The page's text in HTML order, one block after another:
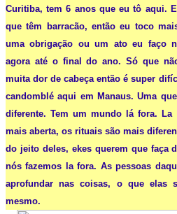
Curitiba, tem 6 anos que eu tô aqui.
que têm barracão, então eu toco
uma obrigação ou um ato eu faço
agora até o final do ano. Só que
muita dor de cabeça então é super
candomblé aqui em Manaus. Uma
diferente. Tem um mundo lá fora. La
mais aberta, os rituais são mais
do jeito deles, ekes querem que faça
nós fazemos la fora. As pessoas
aprofundar nas coisas, o que elas
mesmo.